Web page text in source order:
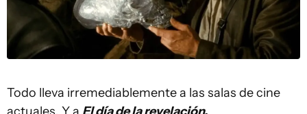
Todo lleva irremediablemente a las salas de cine